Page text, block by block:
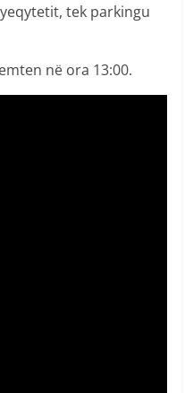
tek parkingu
në ora 13:00.